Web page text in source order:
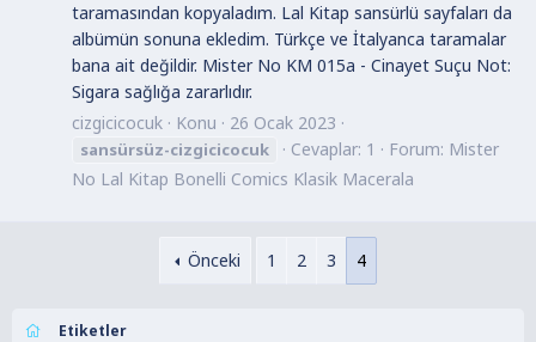
taramasından kopyaladım. Lal Kitap sansürlü sayfaları da
albümün sonuna ekledim. Türkçe ve İtalyanca taramalar
bana ait değildir. Mister No KM 015a - Cinayet Suçu Not:
Sigara sağlığa zararlıdır.
cizgicicocuk
Konu 26 Ocak 2023
sansürsüz-cizgicicocuk Cevaplar: 1 Forum: Mister
No Lal Kitap Bonelli Comics Klasik Macerala
Önceki 1 2 3 4
Etiketler